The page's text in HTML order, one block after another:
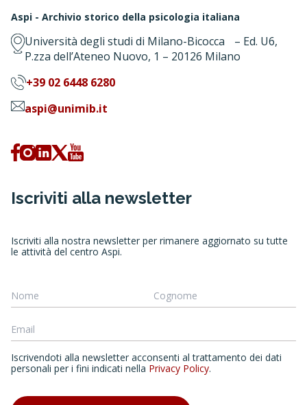
Aspi - Archivio storico della psicologia italiana
Università degli studi di Milano-Bicocca – Ed. U6,
P.zza dell’Ateneo Nuovo, 1 – 20126 Milano
+39 02 6448 6280
aspi@unimib.it
Iscriviti alla newsletter
Iscriviti alla nostra newsletter per rimanere aggiornato su tutte
le attività del centro Aspi.
Iscrivendoti alla newsletter acconsenti al trattamento dei dati
personali per i fini indicati nella Privacy Policy.